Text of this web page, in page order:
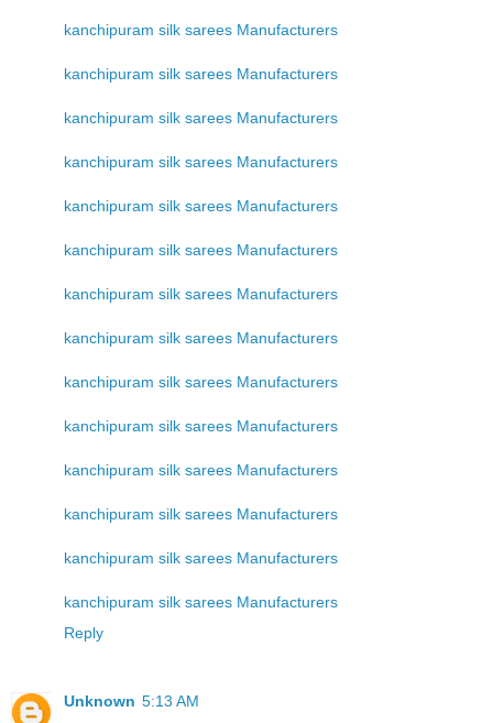
kanchipuram silk sarees Manufacturers
kanchipuram silk sarees Manufacturers
kanchipuram silk sarees Manufacturers
kanchipuram silk sarees Manufacturers
kanchipuram silk sarees Manufacturers
kanchipuram silk sarees Manufacturers
kanchipuram silk sarees Manufacturers
kanchipuram silk sarees Manufacturers
kanchipuram silk sarees Manufacturers
kanchipuram silk sarees Manufacturers
kanchipuram silk sarees Manufacturers
kanchipuram silk sarees Manufacturers
kanchipuram silk sarees Manufacturers
kanchipuram silk sarees Manufacturers
Reply
Unknown 5:13 AM